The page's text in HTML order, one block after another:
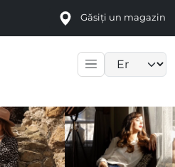
Găsiți un magazin